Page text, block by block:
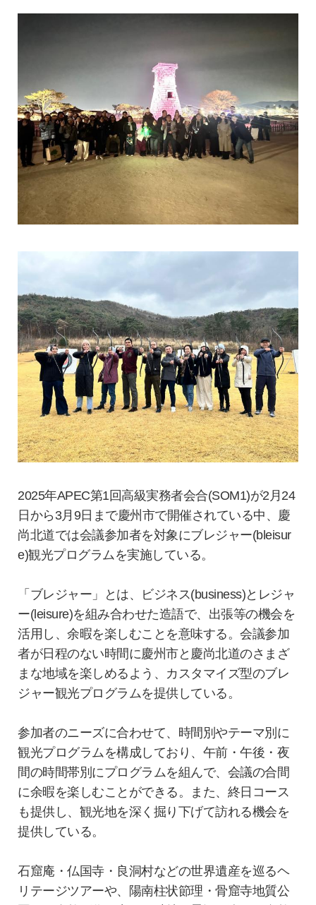
2025年APEC第1回高級実務者会合(SOM1)が2月24
日から3月9日まで慶州市で開催されている中、慶
尚北道では会議参加者を対象にブレジャー(bleisur
e)観光プログラムを実施している。
「ブレジャー」とは、ビジネス(business)とレジャ
ー(leisure)を組み合わせた造語で、出張等の機会を
活用し、余暇を楽しむことを意味する。会議参加
者が日程のない時間に慶州市と慶尚北道のさまざ
まな地域を楽しめるよう、カスタマイズ型のブレ
ジャー観光プログラムを提供している。
参加者のニーズに合わせて、時間別やテーマ別に
観光プログラムを構成しており、午前・午後・夜
間の時間帯別にプログラムを組んで、会議の合間
に余暇を楽しむことができる。また、終日コース
も提供し、観光地を深く掘り下げて訪れる機会を
提供している。
石窟庵・仏国寺・良洞村などの世界遺産を巡るヘ
リテージツアーや、陽南柱状節理・骨窟寺地質公